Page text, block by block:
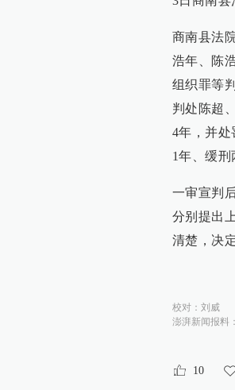
商南县法
浩年、陈
组织罪等
判处陈超
4年，并
1年、缓刑
一审宣判
分别提出
清楚，决
校对： 刘威
澎湃新闻报料
10